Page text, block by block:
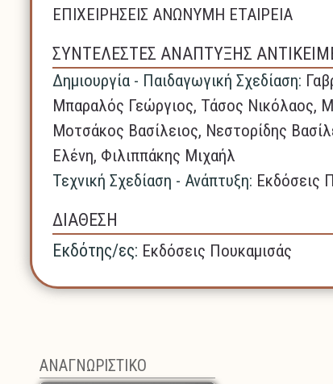
ΕΠΙΧΕΙΡΗΣΕΙΣ ΑΝΩΝΥΜΗ ΕΤΑΙΡΕΙΑ
ΣΥΝΤΕΛΕΣΤΕΣ ΑΝΑΠΤΥΞΗΣ
Δημιουργία - Παιδαγωγική Σχεδίαση:
Μπαραλός Γεώργιος, Τάσος Νικόλαος,
Μοτσάκος Βασίλειος, Νεστορίδης
Ελένη, Φιλιππάκης Μιχαήλ
Τεχνική Σχεδίαση - Ανάπτυξη: Εκδόσεις
ΔΙΑΘΕΣΗ
Εκδότης/ες: Εκδόσεις Πουκαμισάς
ΑΝΑΓΝΩΡΙΣΤΙΚΟ